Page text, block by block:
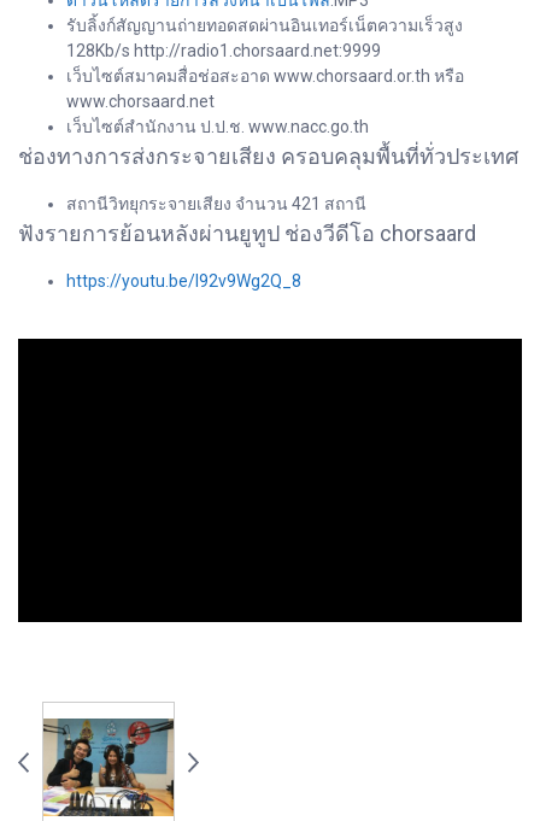
รับลิ้งก์สัญญานถ่ายทอดสดผ่านอินเทอร์เน็ตความเร็วสูง
128Kb/s http://radio1.chorsaard.net:9999
เว็บไซต์สมาคมสื่อช่อสะอาด www.chorsaard.or.th หรือ
www.chorsaard.net
เว็บไซต์สำนักงาน ป.ป.ช. www.nacc.go.th
ช่องทางการส่งกระจายเสียง ครอบคลุมพื้นที่ทั่วประเทศ
สถานีวิทยุกระจายเสียง จำนวน 421 สถานี
ฟังรายการย้อนหลังผ่านยูทูป ช่องวีดีโอ chorsaard
https://youtu.be/I92v9Wg2Q_8